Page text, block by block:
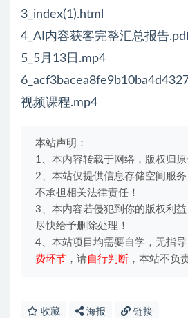
3_index(1).html
4_AI内容获客完整汇总报告
5_5月13日.mp4
视频课程.mp4
本站声明：
1、本内容转载于网络，版权归原
2、本站仅提供信息存储空间服务
不承担相关法律责任！
3、本内容若侵犯到你的版权利
尽快给予删除处理！
4、本站项目均需要自学，无指导
费环节 ，请自行判断 ，本站不负
收藏 海报 链接